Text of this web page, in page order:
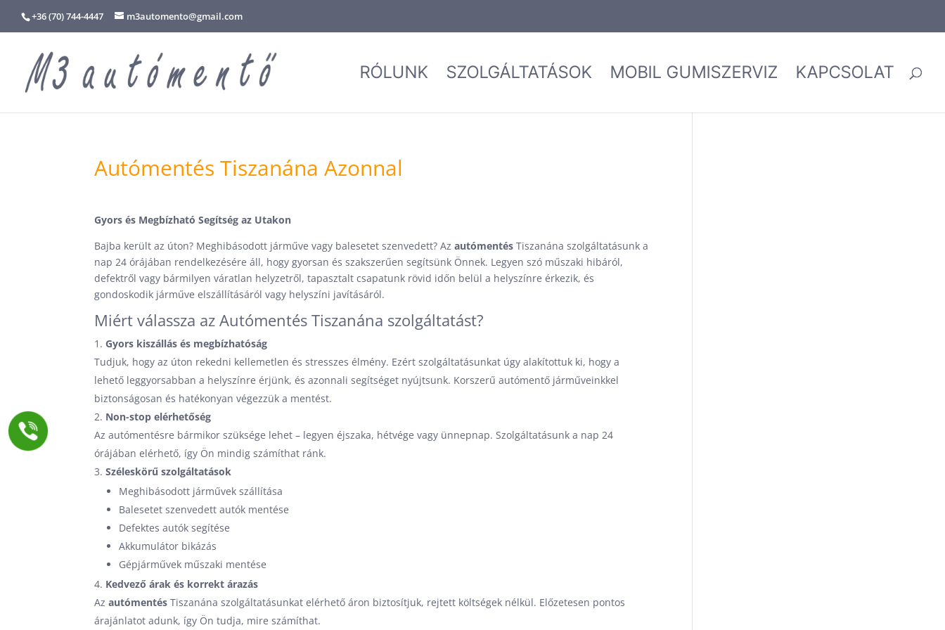
+36 (70) 744-4447 m3automento@gmail.com
RÓLUNK SZOLGÁLTATÁSOK MOBIL GUMISZERVIZ KAPCSOLAT
Autómentés Tiszanána Azonnal
Gyors és Megbízható Segítség az Utakon
Bajba került az úton? Meghibásodott járműve vagy balesetet szenvedett? AzautómentésTiszanána szolgáltatásunk a
nap 24 órájában rendelkezésére áll, hogy gyorsan és szakszerűen segítsünk Önnek. Legyen szó műszaki hibáról,
defektről vagy bármilyen váratlan helyzetről, tapasztalt csapatunk rövid időn belül a helyszínre érkezik, és
gondoskodik járműve elszállításáról vagy helyszíni javításáról.
Miért válassza az Autómentés Tiszanána szolgáltatást?
Gyors kiszállás és megbízhatóság
Tudjuk, hogy az úton rekedni kellemetlen és stresszes élmény. Ezért szolgáltatásunkat úgy alakítottuk ki, hogy a
lehető leggyorsabban a helyszínre érjünk, és azonnali segítséget nyújtsunk. Korszerű autómentő járműveinkkel
biztonságosan és hatékonyan végezzük a mentést.
Non-stop elérhetőség
Az autómentésre bármikor szüksége lehet – legyen éjszaka, hétvége vagy ünnepnap. Szolgáltatásunk a nap 24
órájában elérhető, így Ön mindig számíthat ránk.
Széleskörű szolgáltatások
Meghibásodott járművek szállítása
Balesetet szenvedett autók mentése
Defektes autók segítése
Akkumulátor bikázás
Gépjárművek műszaki mentése
Kedvező árak és korrekt árazás
AzautómentésTiszanána szolgáltatásunkat elérhető áron biztosítjuk, rejtett költségek nélkül. Előzetesen pontos
árajánlatot adunk, így Ön tudja, mire számíthat.